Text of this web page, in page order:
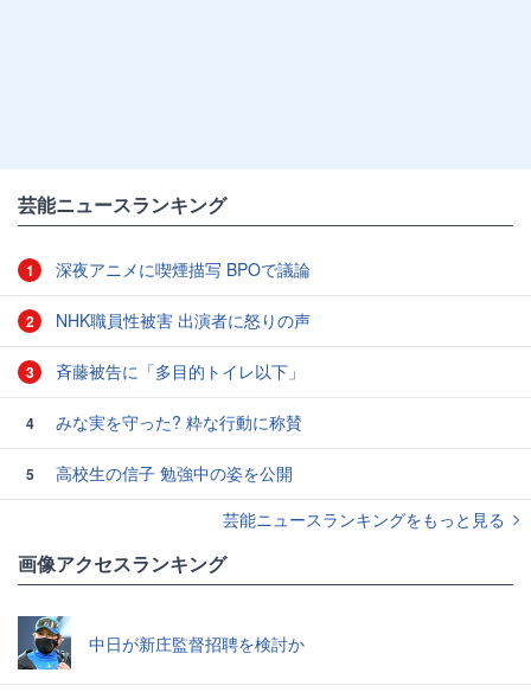
芸能ニュースランキング
1 深夜アニメに喫煙描写 BPOで議論
2 NHK職員性被害 出演者に怒りの声
3 斉藤被告に「多目的トイレ以下」
4 みな実を守った? 粋な行動に称賛
5
高校生の信子 勉強中の姿を公開
芸能ニュースランキングをもっと見る
画像アクセスランキング
中日が新庄監督招聘を検討か